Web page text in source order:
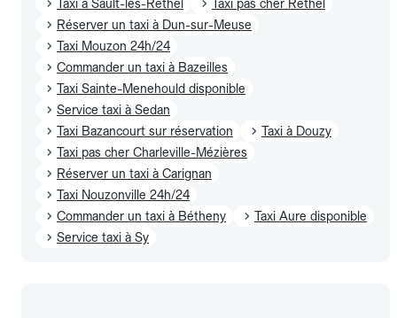
Taxi à Sault-lès-Rethel
Taxi pas cher Rethel
Réserver un taxi à Dun-sur-Meuse
Taxi Mouzon 24h/24
Commander un taxi à Bazeilles
Taxi Sainte-Menehould disponible
Service taxi à Sedan
Taxi Bazancourt sur réservation
Taxi à Douzy
Taxi pas cher Charleville-Mézières
Réserver un taxi à Carignan
Taxi Nouzonville 24h/24
Commander un taxi à Bétheny
Taxi Aure disponible
Service taxi à Sy